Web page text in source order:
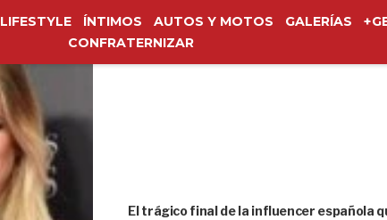
LIFESTYLE ÍNTIMOS AUTOS Y MOTOS GALERÍAS
CONFRATERNIZAR
El trágico final de la influencer española